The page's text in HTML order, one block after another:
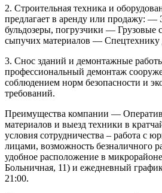
2. Строительная техника и
предлагает в аренду или продажу: —
бульдозеры, погрузчики — Грузовые
сыпучих материалов — Спецтехнику
3. Снос зданий и демонтажные
профессиональный демонтаж
соблюдением норм безопасности и
требований.
Преимущества компании —
материалов и выезд техники в
условия сотрудничества – работа с
лицами, возможность безналичного
удобное расположение в
Больничная, 11) и ежедневный
21:00.